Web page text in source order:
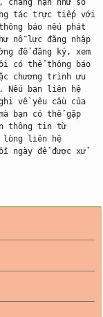
hạn như số
tác trực tiếp với
báo nếu phát
nỗ lực đăng nhập
để đăng ký, xem
có thể thông báo
chương trình ưu
bạn liên hệ
về yêu cầu của
bạn có thể gặp
thông tin từ
lòng liên hệ
ngày để được xử